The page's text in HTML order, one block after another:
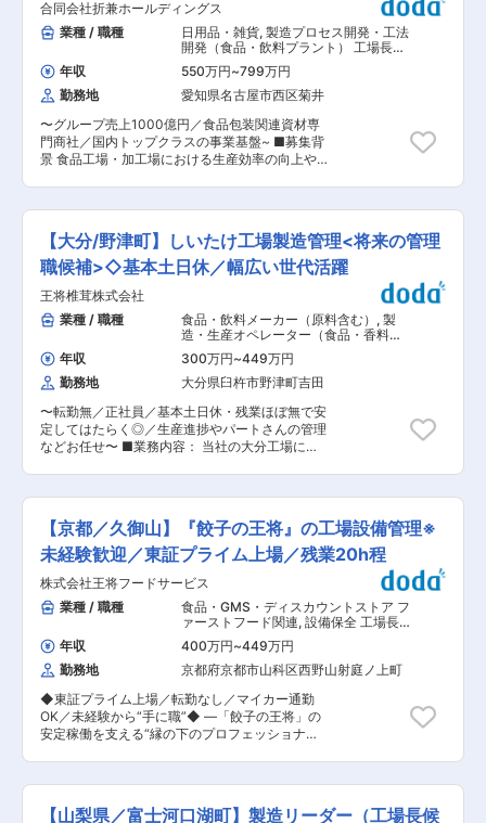
育プログラムで未経験からでも着実にスキルを習
得できます。 ■就業環境 シフト制勤務でメリハ
リを持った働き方が可能です。各種手当や福利厚
生も充実しています。マイカー通勤可。 ■想定さ
れるキャリアパス 時間帯責任者から拠点長、エリ
アマネージャー、全社管理職への昇格が可能で、
多彩なキャリアを築けます。 ■企業の特徴/魅力
国内外で成長を続ける当社は、先進的な技術やサ
ービス導入、グローバル展開を積極的に推進して
たこだわりも高く評価されています。 変更の範
囲：会社の定める業務
フバランス改善：年間休日123日残業35時間程度
（3）企業の安定性：おにぎりの海苔などを製造
しておりますのでコロナなどでも製造量を落とす
ことなく安定 （4）人の良さ：面接でもお人柄を
重視しておりますので素直で誠実な方が多いで
す。 ■組織構成： 安城工場は現在3名体制で生産
管理業務を行っています。 ※工場長1名／課長1名
／係長1名 ■入社後の流れ： 入社後、1年程度
は、安城工場にて、製造〜出荷までの一連の流れ
を習得いただきます。その後、OJTにて先輩の下
で上記業務を覚えていただきます。また、将来的
を年間約20億枚、乾燥加工している国内シェアト
ップ企業で安定感抜群です。 ・大手コンビニ向け
のおにぎり用海苔を、１日２５０万食以上、製造
しており、大手との取引がございます。 ・海外へ
の事業展開も行っており、中国、韓国、台湾、シ
ンガポールに関係会社があり、海外でも海苔を加
工・販売しています。 ・設備投資も活発で、衛生
管理の最新設備を導入しているだけでなく、佐賀
工場に自社冷凍倉庫があり、海苔の年間生産量の
1割ほど、保管ができます。自社冷凍倉庫を持っ
ている同業は無く、トップシェア企業の資金力が
あるからこそできることです。
合同会社折兼ホールディングス
業種 / 職種
日用品・雑貨, 製造プロセス開発・工法
開発（食品・飲料プラント） 工場長
（食品・香料・飼料）
年収 550万円~799万円
勤務地
愛知県名古屋市西区菊井
〜グループ売上1000億円／食品包装関連資材専
門商社／国内トップクラスの事業基盤~ ■募集背
景 食品工場・加工場における生産効率の向上や最
客様の課題解決により一層貢献していくため、体
制強化を目的として新たなメンバーを募集いたし
ます。 ■お任せすること 食品工場・加工場の生
産性向上を目的とした企画・提案ポジションで
す。 工場運営のご経験を活かし、現場目線から最
適なライン設計を行っていただきます。 【具体的
には】 ・クライアントへのヒアリング ・生産能
力の算出 ・厨房機器の選定・配置提案 ■このポ
ジションの魅力 ・工場を“管理する側”から“企画
し・提案する側”へキャリアアップが可能 ・夜
勤・交代制なし（規則正しい働き方） ＜担当製品
＞ 食品の製造過程で使用する機械全般を扱いま
す。 ◎例えばコンビニ等にあるカットフルーツ製
造の場合 フルーツを洗う機械、カットする機械、
容器に入れる機械、ラベルを張る機械など。1台
30万〜1億円のものまで幅広く取り扱いがありま
売上増／74期連続黒字決算 フードロスや環境問
題への関心が高まり、ニーズは急拡大中。その需
要に応えるため、新営業所の開設、増員に加え
て、M&A／資本業務提携によるグループ拡大を積
極展開中。 ※採用サイトもご覧ください
https://recruit.orikane-hd.co.jp/ 変更の範囲：会
【大分/野津町】しいたけ工場製造管理<将来の管理
職候補>◇基本土日休／幅広い世代活躍
王将椎茸株式会社
業種 / 職種
食品・飲料メーカー（原料含む） , 製
造・生産オペレーター（食品・香料・
飼料） 工場長（食品・香料・飼料）
年収 300万円~449万円
勤務地
大分県臼杵市野津町吉田
〜転勤無／正社員／基本土日休・残業ほぼ無で安
定してはたらく◎／生産進捗やパートさんの管理
などお任せ〜 ■業務内容： 当社の大分工場に
み、機械の保守・メンテナンス業務や売上管理が
メイン業務です。 【具体的な業務】 ・工場の生
産進捗 ・機械の調整及び保守修繕（かんたんな調
整は対応） ・パートタイマー社員の管理指導等
（シフト決め、調整業務） 第二工場全体10名
（常時5名 30代〜60代） ほぼほぼ機械化され
ており、パートタイマー社員は機械の合間の椎茸
の状態をチェックします。 ・受注管理（受注状況
をみて生産計画を立てる） ・金属探知機、エック
ス線検査機に反応があった際の対応 ■組織構成：
大分工場（製造部）：30名ほど →正社員3名
（30代男性2名、50代女性1名） 第一工場・第二
工場があり、男性2名がそれぞれリーダーをして
います。 ◇第一工場のリーダー：椎茸原料の調達
も担当しています。 ◇第二工場のリーダー：自社
椎茸製品の営業も担当しています。 また、お二人
ング ※今回は、第二工場でリーダーの元で工場の
【京都／久御山】『餃子の王将』の工場設備管理※
未経験歓迎／東証プライム上場／残業20h程
株式会社王将フードサービス
業種 / 職種
食品・GMS・ディスカウントストア フ
ァーストフード関連, 設備保全 工場長
（食品・香料・飼料）
年収 400万円~449万円
勤務地
京都府京都市山科区西野山射庭ノ上町
◆東証プライム上場／転勤なし／マイカー通勤
OK／未経験から“手に職”◆ —「餃子の王将」の
安定稼働を支える“縁の下のプロフェッショナ
務をお任せします。工場が止まることなく稼働し
続けるために、トラブルを防ぎ、安定した生産体
【山梨県／富士河口湖町】製造リーダー（工場長候